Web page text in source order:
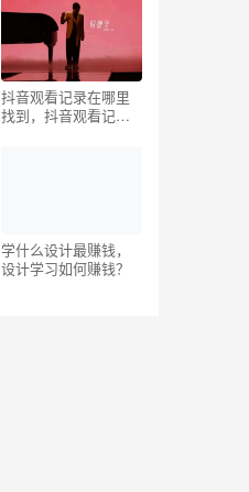
抖音观看记录在哪里
找到，抖音观看记录
学什么设计最赚钱，
设计学习如何赚钱？